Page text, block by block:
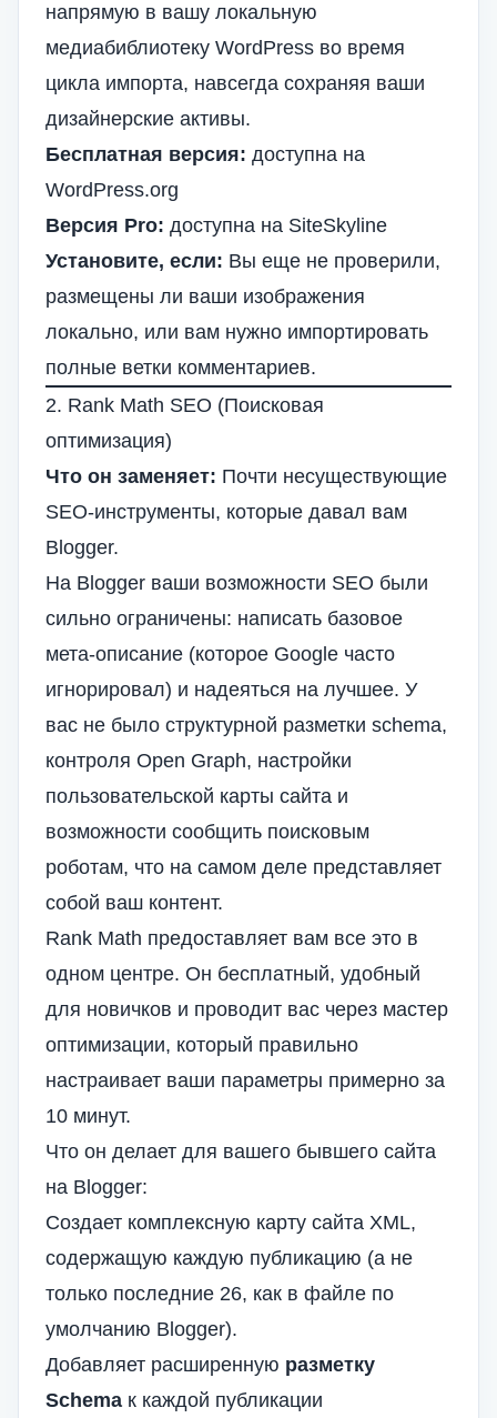
напрямую в вашу локальную
медиабиблиотеку WordPress во время
цикла импорта, навсегда сохраняя ваши
дизайнерские активы.
Бесплатная версия: доступна на
WordPress.org
Версия Pro: доступна на SiteSkyline
Установите, если: Вы еще не проверили,
размещены ли ваши изображения
локально, или вам нужно импортировать
полные ветки комментариев.
2. Rank Math SEO (Поисковая
оптимизация)
Что он заменяет: Почти несуществующие
SEO-инструменты, которые давал вам
Blogger.
На Blogger ваши возможности SEO были
сильно ограничены: написать базовое
мета-описание (которое Google часто
игнорировал) и надеяться на лучшее. У
вас не было структурной разметки schema,
контроля Open Graph, настройки
пользовательской карты сайта и
возможности сообщить поисковым
роботам, что на самом деле представляет
собой ваш контент.
Rank Math предоставляет вам все это в
одном центре. Он бесплатный, удобный
для новичков и проводит вас через мастер
оптимизации, который правильно
настраивает ваши параметры примерно за
10 минут.
Что он делает для вашего бывшего сайта
на Blogger:
Создает комплексную карту сайта XML,
содержащую каждую публикацию (а не
только последние 26, как в файле по
умолчанию Blogger).
Добавляет расширенную разметку
Schema к каждой публикации